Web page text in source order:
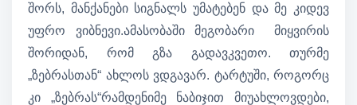
შორს, მანქანები სიგნალს უმატებენ და მე კიდევ
უფრო ვიბნევი.ამასობაში მეგობარი მიყვირის
შორიდან, რომ გზა გადავკვეთო. თურმე
„ზებრასთან“ ახლოს ვდგავარ. ტარტუში, როგორც
კი „ზებრას“რამდენიმე ნაბიჯით მიუახლოვდები,